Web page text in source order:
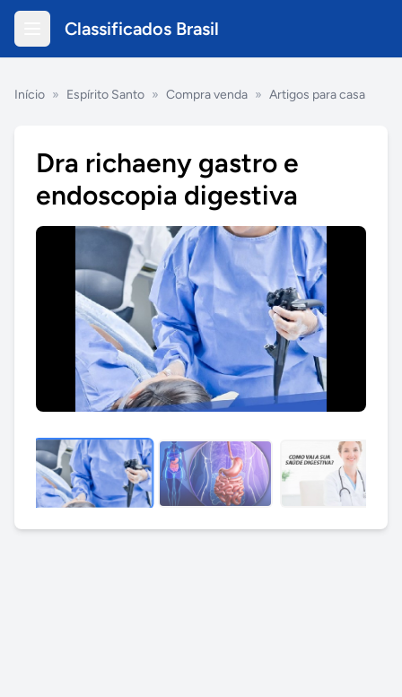
Classificados Brasil
Início » Espírito Santo » Compra venda » Artigos para casa
Dra richaeny gastro e
endoscopia digestiva